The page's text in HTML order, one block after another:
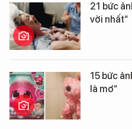
21 bức
vời nhất“
15 bức
là mơ“